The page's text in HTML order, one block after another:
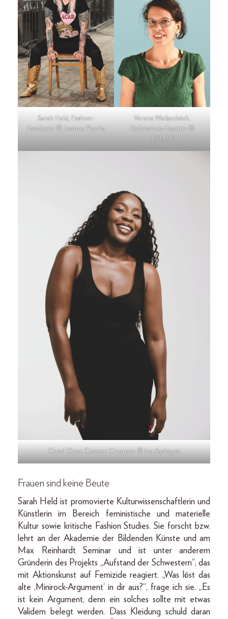
Sarah Held, Fashion-
Forscherin © Joanna Pianka
Verena Weißenböck,
Opferschutz-Expertin ©
TAMAR
Christl Clear, Content Creatorin © Ina Aydogan
Frauen sind keine Beute
Sarah Held ist promovierte Kulturwissenschaftlerin und
Künstlerin im Bereich feministische und materielle
Kultur sowie kritische Fashion Studies. Sie forscht bzw.
lehrt an der Akademie der Bildenden Künste und am
Max Reinhardt Seminar und ist unter anderem
Gründerin des Projekts „Aufstand der Schwestern“, das
mit Aktionskunst auf Femizide reagiert. „Was löst das
alte ,Minirock-Argument‘ in dir aus?“, frage ich sie. „Es
ist kein Argument, denn ein solches sollte mit etwas
Validem belegt werden. Dass Kleidung schuld daran